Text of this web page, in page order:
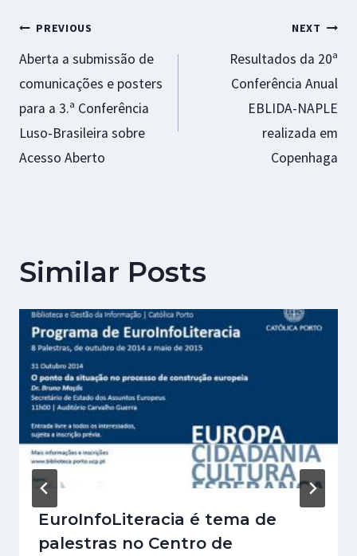
o
k
p
p r
Navegação
de
artigos
PREVIOUS
Aberta a submissão de
comunicações e posters
para a 3.ª Conferência
Luso-Brasileira sobre
Acesso Aberto
NEXT
Resultados da 20ª
Conferência Anual
EBLIDA-NAPLE
realizada em
Copenhaga
Similar Posts
EuroInfoLiteracia é tema de
palestras no Centro de